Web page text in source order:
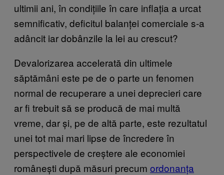
ultimii ani, în condițiile în care inflația a urcat
semnificativ, deficitul balanței comerciale s-a
adâncit iar dobânzile la lei au crescut?
Devalorizarea accelerată din ultimele
săptămâni este pe de o parte un fenomen
normal de recuperare a unei deprecieri care
ar fi trebuit să se producă de mai multă
vreme, dar și, pe de altă parte, este rezultatul
unei tot mai mari lipse de încredere în
perspectivele de creștere ale economiei
românești după măsuri precum ordonanța